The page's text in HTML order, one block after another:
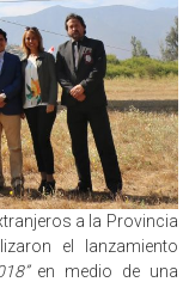
a la Provincia
el lanzamiento
en medio de una